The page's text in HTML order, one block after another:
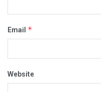
Email *
Website